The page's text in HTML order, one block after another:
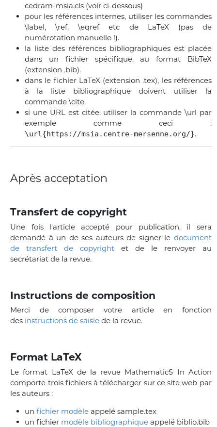
cedram-msia.cls (voir ci-dessous)
pour les références internes, utiliser les commandes
\label, \ref, \eqref etc de LaTeX (pas de
numérotation manuelle !).
la liste des références bibliographiques est placée
dans un fichier spécifique, au format BibTeX
(extension .bib).
dans le fichier LaTeX (extension .tex), les références
à la liste bibliographique doivent utiliser la
commande \cite.
si une URL est citée, utiliser la commande \url par
exemple comme ceci :
\url{https://msia.centre-mersenne.org/}.
Après acceptation
Transfert de copyright
Une fois l'article accepté pour publication, il sera
demandé à un de ses auteurs de signer le document
de transfert de copyright et de le renvoyer au
secrétariat de la revue.
Instructions de composition
Merci de composer votre article en fonction
des instructions de saisie de la revue.
Format LaTeX
Le format LaTeX de la revue MathematicS In Action
comporte trois fichiers à télécharger sur ce site web par
les auteurs :
unfichier modèle appelé sample.tex
un fichier modèle bibliographique appelé biblio.bib